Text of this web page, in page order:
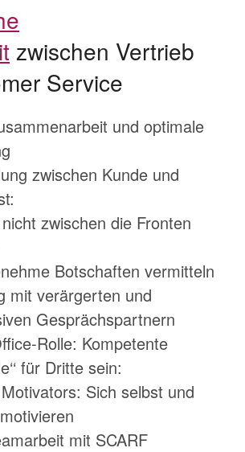
zwischen Vertrieb
Service
und optimale
zwischen Kunde und
zwischen die Fronten
Botschaften vermitteln
mit verärgerten und
Gesprächspartnern
Rolle: Kompetente
für Dritte sein:
Sich selbst und
mit SCARF